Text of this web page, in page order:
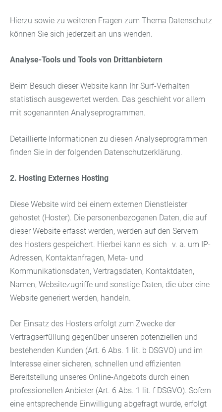
Hierzu sowie zu weiteren Fragen zum Thema Datenschutz
können Sie sich jederzeit an uns wenden.
Analyse-Tools und Tools von Drittanbietern
Beim Besuch dieser Website kann Ihr Surf-Verhalten
statistisch ausgewertet werden. Das geschieht vor allem
mit sogenannten Analyseprogrammen.
Detaillierte Informationen zu diesen Analyseprogrammen
finden Sie in der folgenden Datenschutzerklärung.
2. Hosting Externes Hosting
Diese Website wird bei einem externen Dienstleister
gehostet (Hoster). Die personenbezogenen Daten, die auf
dieser Website erfasst werden, werden auf den Servern
des Hosters gespeichert. Hierbei kann es sich v. a. um IP-
Adressen, Kontaktanfragen, Meta- und
Kommunikationsdaten, Vertragsdaten, Kontaktdaten,
Namen, Websitezugriffe und sonstige Daten, die über eine
Website generiert werden, handeln.
Der Einsatz des Hosters erfolgt zum Zwecke der
Vertragserfüllung gegenüber unseren potenziellen und
bestehenden Kunden (Art. 6 Abs. 1 lit. b DSGVO) und im
Interesse einer sicheren, schnellen und effizienten
Bereitstellung unseres Online-Angebots durch einen
professionellen Anbieter (Art. 6 Abs. 1 lit. f DSGVO). Sofern
eine entsprechende Einwilligung abgefragt wurde, erfolgt